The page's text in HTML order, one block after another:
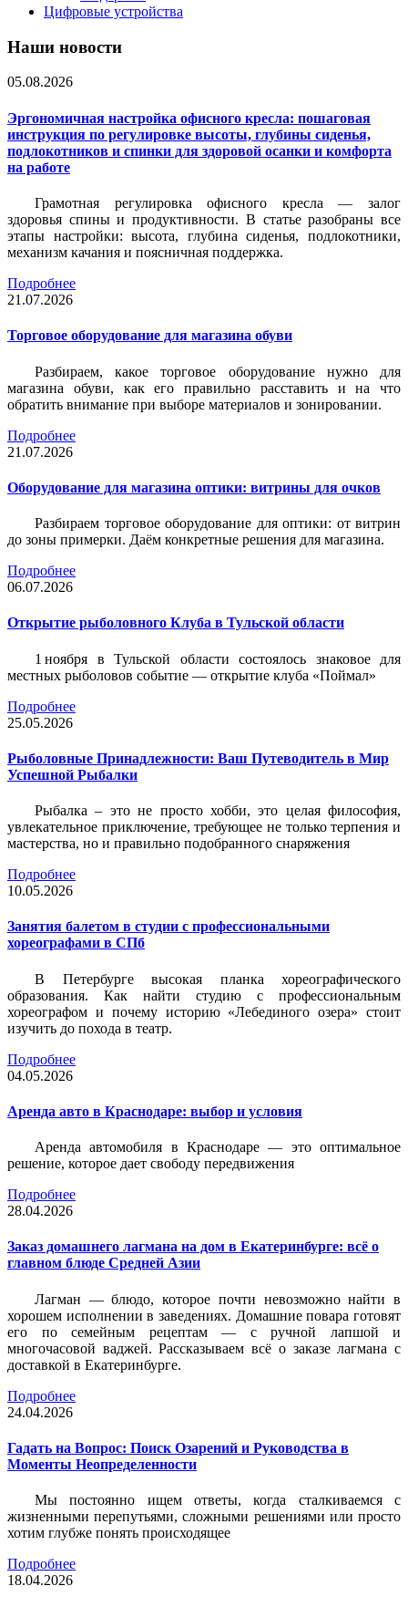
Цифровые устройства
Наши новости
05.08.2026
Эргономичная настройка офисного кресла: пошаговая
инструкция по регулировке высоты, глубины сиденья,
подлокотников и спинки для здоровой осанки и комфорта
на работе
Грамотная регулировка офисного кресла — залог
здоровья спины и продуктивности. В статье разобраны все
этапы настройки: высота, глубина сиденья, подлокотники,
механизм качания и поясничная поддержка.
Подробнее
21.07.2026
Торговое оборудование для магазина обуви
Разбираем, какое торговое оборудование нужно для
магазина обуви, как его правильно расставить и на что
обратить внимание при выборе материалов и зонировании.
Подробнее
21.07.2026
Оборудование для магазина оптики: витрины для очков
Разбираем торговое оборудование для оптики: от витрин
до зоны примерки. Даём конкретные решения для магазина.
Подробнее
06.07.2026
Открытие рыболовного Клуба в Тульской области
1 ноября в Тульской области состоялось знаковое для
местных рыболовов событие — открытие клуба «Поймал»
Подробнее
25.05.2026
Рыболовные Принадлежности: Ваш Путеводитель в Мир
Успешной Рыбалки
Рыбалка – это не просто хобби, это целая философия,
увлекательное приключение, требующее не только терпения и
мастерства, но и правильно подобранного снаряжения
Подробнее
10.05.2026
Занятия балетом в студии с профессиональными
хореографами в СПб
В Петербурге высокая планка хореографического
образования. Как найти студию с профессиональным
хореографом и почему историю «Лебединого озера» стоит
изучить до похода в театр.
Подробнее
04.05.2026
Аренда авто в Краснодаре: выбор и условия
Аренда автомобиля в Краснодаре — это оптимальное
решение, которое дает свободу передвижения
Подробнее
28.04.2026
Заказ домашнего лагмана на дом в Екатеринбурге: всё о
главном блюде Средней Азии
Лагман — блюдо, которое почти невозможно найти в
хорошем исполнении в заведениях. Домашние повара готовят
его по семейным рецептам — с ручной лапшой и
многочасовой ваджей. Рассказываем всё о заказе лагмана с
доставкой в Екатеринбурге.
Подробнее
24.04.2026
Гадать на Вопрос: Поиск Озарений и Руководства в
Моменты Неопределенности
Мы постоянно ищем ответы, когда сталкиваемся с
жизненными перепутьями, сложными решениями или просто
хотим глубже понять происходящее
Подробнее
18.04.2026